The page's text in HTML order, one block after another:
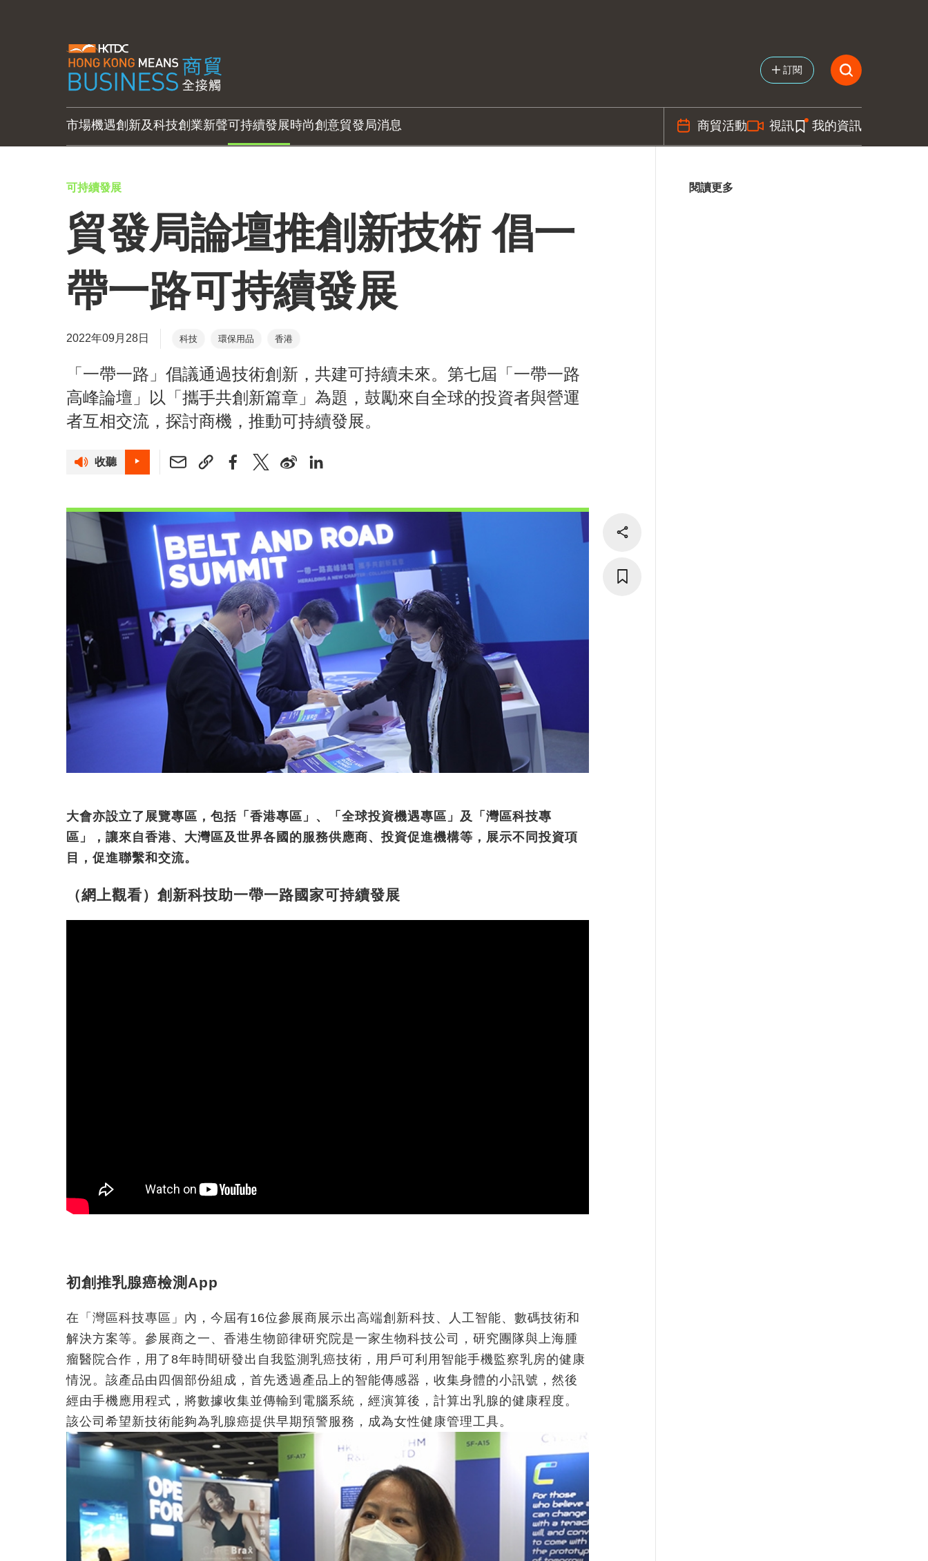
訂閱
市場機遇創新及科技創業新聲可持續發展時尚創意貿發局消息 商貿活動 視訊 我的資訊
可持續發展
貿發局論壇推創新技術 倡一
帶一路可持續發展
2022年09月28日 科技 環保用品 香港
「一帶一路」倡議通過技術創新，共建可持續未來。第七屆「一帶一路
高峰論壇」以「攜手共創新篇章」為題，鼓勵來自全球的投資者與營運
者互相交流，探討商機，推動可持續發展。
收聽
大會亦設立了展覽專區，包括「香港專區」、「全球投資機遇專區」及「灣區科技專
區」，讓來自香港、大灣區及世界各國的服務供應商、投資促進機構等，展示不同投資項
目，促進聯繫和交流。
（網上觀看）創新科技助一帶一路國家可持續發展
初創推乳腺癌檢測App
在「灣區科技專區」內，今屆有16位參展商展示出高端創新科技、人工智能、數碼技術和
解決方案等。參展商之一、香港生物節律研究院是一家生物科技公司，研究團隊與上海腫
瘤醫院合作，用了8年時間研發出自我監測乳癌技術，用戶可利用智能手機監察乳房的健康
情況。該產品由四個部份組成，首先透過產品上的智能傳感器，收集身體的小訊號，然後
經由手機應用程式，將數據收集並傳輸到電腦系統，經演算後，計算出乳腺的健康程度。
該公司希望新技術能夠為乳腺癌提供早期預警服務，成為女性健康管理工具。
閱讀更多